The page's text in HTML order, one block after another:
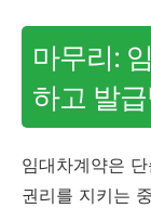
마무리:
하고 발
임대차계약은
권리를 지키는